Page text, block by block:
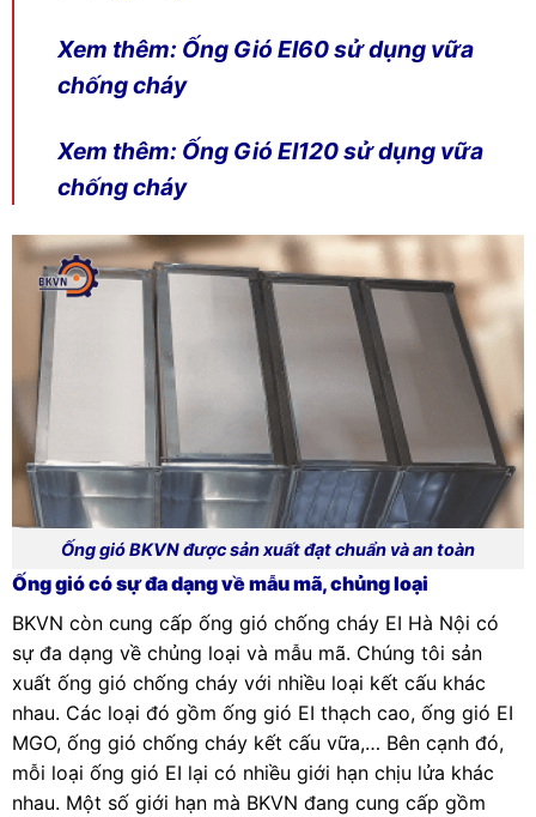
Xem thêm: Ống Gió EI60 sử dụng vữa
chống cháy
Xem thêm: Ống Gió EI120 sử dụng vữa
chống cháy
Ống gió BKVN được sản xuất đạt chuẩn và an toàn
Ống gió có sự đa dạng về mẫu mã, chủng loại
BKVN còn cung cấp ống gió chống cháy EI Hà Nội có
sự đa dạng về chủng loại và mẫu mã. Chúng tôi sản
xuất ống gió chống cháy với nhiều loại kết cấu khác
nhau. Các loại đó gồm ống gió EI thạch cao, ống gió EI
MGO, ống gió chống cháy kết cấu vữa,… Bên cạnh đó,
mỗi loại ống gió EI lại có nhiều giới hạn chịu lửa khác
nhau. Một số giới hạn mà BKVN đang cung cấp gồm